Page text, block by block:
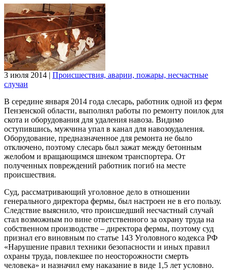
3 июля 2014 | Происшествия, аварии, пожары, несчастные
случаи
В середине января 2014 года слесарь, работник одной из ферм
Пензенской области, выполнял работы по ремонту поилок для
скота и оборудования для удаления навоза. Видимо
оступившись, мужчина упал в канал для навозоудаления.
Оборудование, предназначенное для ремонта не было
отключено, поэтому слесарь был зажат между бетонным
желобом и вращающимся шнеком транспортера. От
полученных повреждений работник погиб на месте
происшествия.
Суд, рассматривающий уголовное дело в отношении
генерального директора фермы, был настроен не в его пользу.
Следствие выяснило, что происшедший несчастный случай
стал возможным по вине ответственного за охрану труда на
собственном производстве – директора фермы, поэтому суд
признал его виновным по статье 143 Уголовного кодекса РФ
«Нарушение правил техники безопасности и иных правил
охраны труда, повлекшее по неосторожности смерть
человека» и назначил ему наказание в виде 1,5 лет условно.